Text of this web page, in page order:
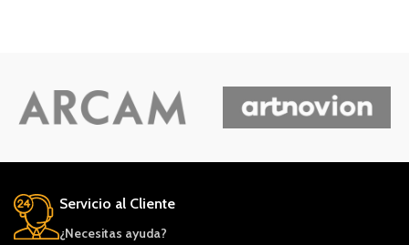
Servicio al Cliente
¿Necesitas ayuda?